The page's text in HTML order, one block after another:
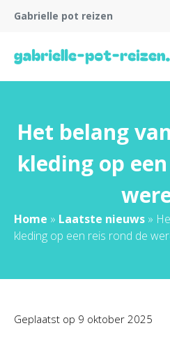
Gabrielle pot reizen
Het belang
kleding op
Home » Laatste nieuws »
kleding op een reis rond de
Geplaatst op 9 oktober 2025